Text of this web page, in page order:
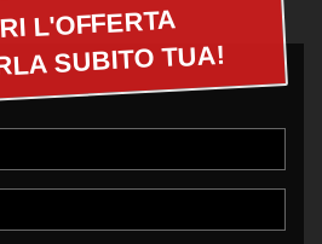
L'OFFERTA
SUBITO TUA!